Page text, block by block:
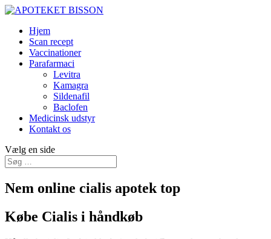
Hjem
Scan recept
Vaccinationer
Parafarmaci
Levitra
Kamagra
Sildenafil
Baclofen
Medicinsk udstyr
Kontakt os
Vælg en side
Nem online cialis apotek top
Købe Cialis i håndkøb